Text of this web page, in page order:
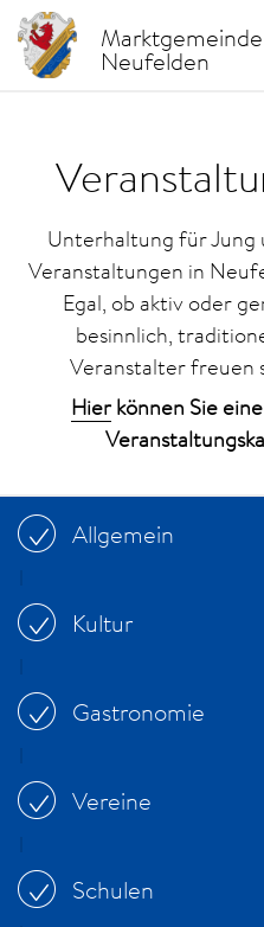
Marktgemeinde
Neufelden
Unterhaltung für Jung
Veranstaltungen in
Egal, ob aktiv oder
besinnlich,
Veranstalter freuen
Hierkönnen Sie
Allgemein
Kultur
Gastronomie
Vereine
Schulen